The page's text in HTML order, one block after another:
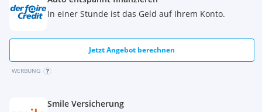
In einer Stunde ist das Geld auf Ihrem Konto.
Jetzt Angebot berechnen
WERBUNG
Smile Versicherung